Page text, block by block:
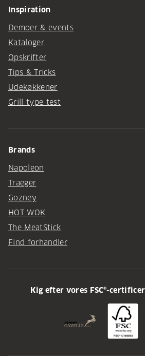
Inspiration
Demoer & events
Kataloger
Opskrifter
Tips & Tricks
Udekøkkener
Grill type test
Brands
Napoleon
Traeger
Gozney
HOT WOK
The MeatStick
Find forhandler
Kig efter vores FSC®-